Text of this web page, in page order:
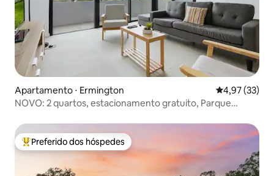
Apartamento ⋅ Ermington 4,97 de uma
4,97 (33)
NOVO: 2 quartos, estacionamento gratuito, Parque
Entre os melhores preferidos dos hóspedes
Preferido dos hóspedes